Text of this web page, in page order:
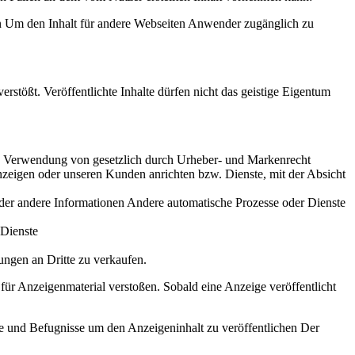
den Inhalt für andere Webseiten Anwender zugänglich zu
Veröffentlichte Inhalte dürfen nicht das geistige Eigentum
von gesetzlich durch Urheber- und Markenrecht
oder unseren Kunden anrichten bzw. Dienste, mit der Absicht
andere Informationen Andere automatische Prozesse oder Dienste
an Dritte zu verkaufen.
Anzeigenmaterial verstoßen. Sobald eine Anzeige veröffentlicht
und Befugnisse um den Anzeigeninhalt zu veröffentlichen Der